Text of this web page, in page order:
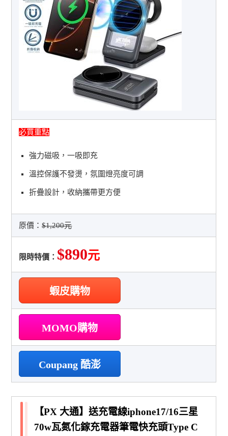
必買重點
強力磁吸，一吸即充
溫控保護不發燙，氛圍燈亮度可調
折疊設計，收納攜帶更方便
原價：$1,200元
限時特價： $890元
蝦皮購物
MOMO購物
Coupang 酷澎
【PX 大通】送充電線iphone17/16三星
70w瓦氮化鎵充電器筆電快充頭Type C